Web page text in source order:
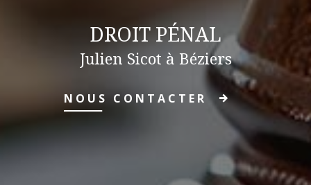
DROIT PÉNAL
Julien Sicot à Béziers
NOUS CONTACTER